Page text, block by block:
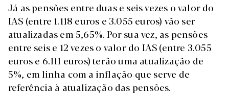
Já as pensões entre duas e seis vezes o valor do
IAS (entre 1.118 euros e 3.055 euros) vão ser
atualizadas em 5,65%. Por sua vez, as pensões
entre seis e 12 vezes o valor do IAS (entre 3.055
euros e 6.111 euros) terão uma atualização de
5%, em linha com a inflação que serve de
referência à atualização das pensões.